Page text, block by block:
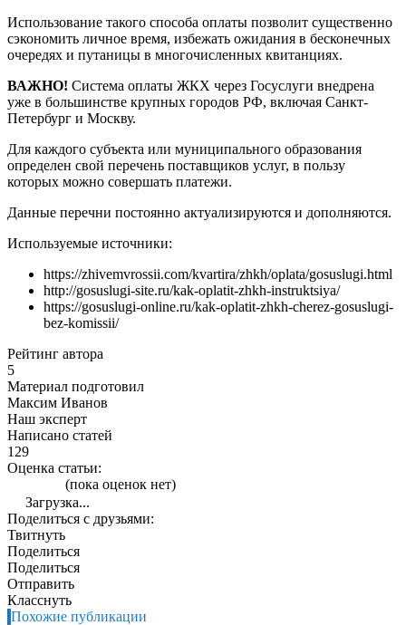
Использование такого способа оплаты позволит существенно
сэкономить личное время, избежать ожидания в бесконечных
очередях и путаницы в многочисленных квитанциях.
ВАЖНО! Система оплаты ЖКХ через Госуслуги внедрена
уже в большинстве крупных городов РФ, включая Санкт-
Петербург и Москву.
Для каждого субъекта или муниципального образования
определен свой перечень поставщиков услуг, в пользу
которых можно совершать платежи.
Данные перечни постоянно актуализируются и дополняются.
Используемые источники:
https://zhivemvrossii.com/kvartira/zhkh/oplata/gosuslugi.html
http://gosuslugi-site.ru/kak-oplatit-zhkh-instruktsiya/
https://gosuslugi-online.ru/kak-oplatit-zhkh-cherez-gosuslugi-
bez-komissii/
Рейтинг автора
5
Материал подготовил
Максим Иванов
Наш эксперт
Написано статей
129
Оценка статьи:
(пока оценок нет)
Загрузка...
Поделиться с друзьями:
Твитнуть
Поделиться
Поделиться
Отправить
Класснуть
Похожие публикации